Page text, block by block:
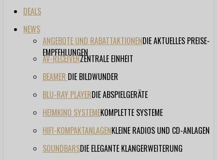
DEALS
NEWS
ANGEBOTE UND RABATTAKTIONENDIE AKTUELLES PREISE-
EMPFEHLUNGEN
AV-RECEIVERZENTRALE EINHEIT
BEAMER DIE BILDWUNDER
BLU-RAY PLAYERDIE ABSPIELGERÄTE
HEIMKINO SYSTEMEKOMPLETTE SYSTEME
HIFI-KOMPAKTANLAGENKLEINE RADIOS UND CD-ANLAGEN
SOUNDBARSDIE ELEGANTE KLANGERWEITERUNG